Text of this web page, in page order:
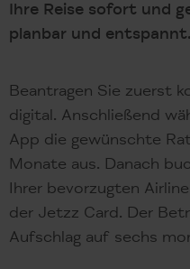
Ihre Reise sofort und
planbar und entspannt.
Beantragen Sie zuerst
digital. Anschließend
App die gewünschte
Monate aus. Danach
Ihrer bevorzugten
der Jetzz Card. Der
Aufschlag auf sechs